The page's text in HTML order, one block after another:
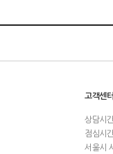
고객센터
상담시
점심시
서울시